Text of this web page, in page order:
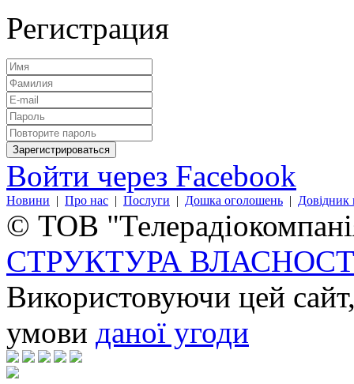
Регистрация
Войти через Facebook
Новини | Про нас | Послуги | Дошка оголошень | Довідник
© ТОВ
СТРУКТУРА
Використовуючи цей
умови даної угоди